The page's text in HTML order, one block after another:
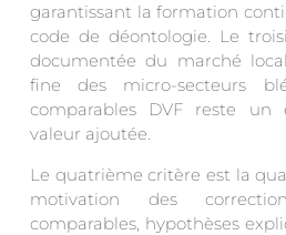
garantissant la formation
code de déontologie. Le
documentée du marché
fine des micro-secteurs
comparables DVF reste un
valeur ajoutée.
Le quatrième critère est la
motivation des
comparables, hypothèses